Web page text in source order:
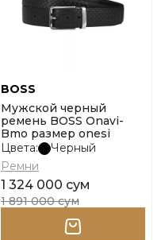
BOSS
Мужской черный
ремень BOSS Onavi-
Bmo размер onesi
Цвета:
Черный
Ремни
1 324 000 сум
1 891 000 сум